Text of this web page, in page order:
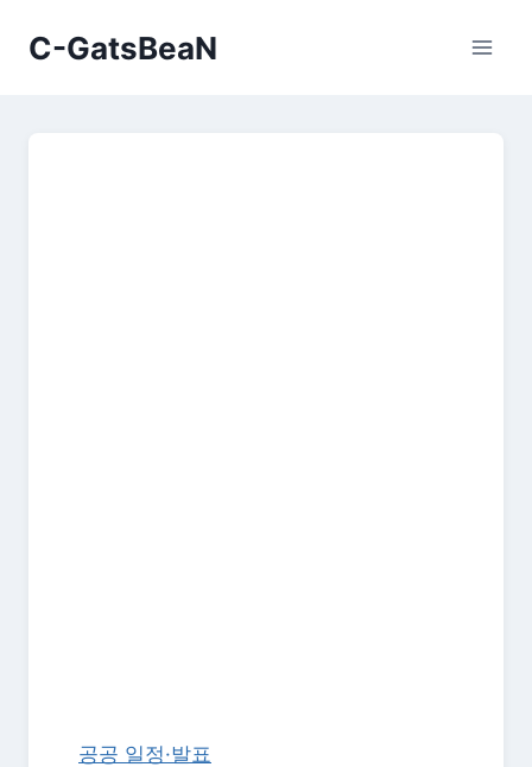
C-GatsBeaN
공공 일정·발표